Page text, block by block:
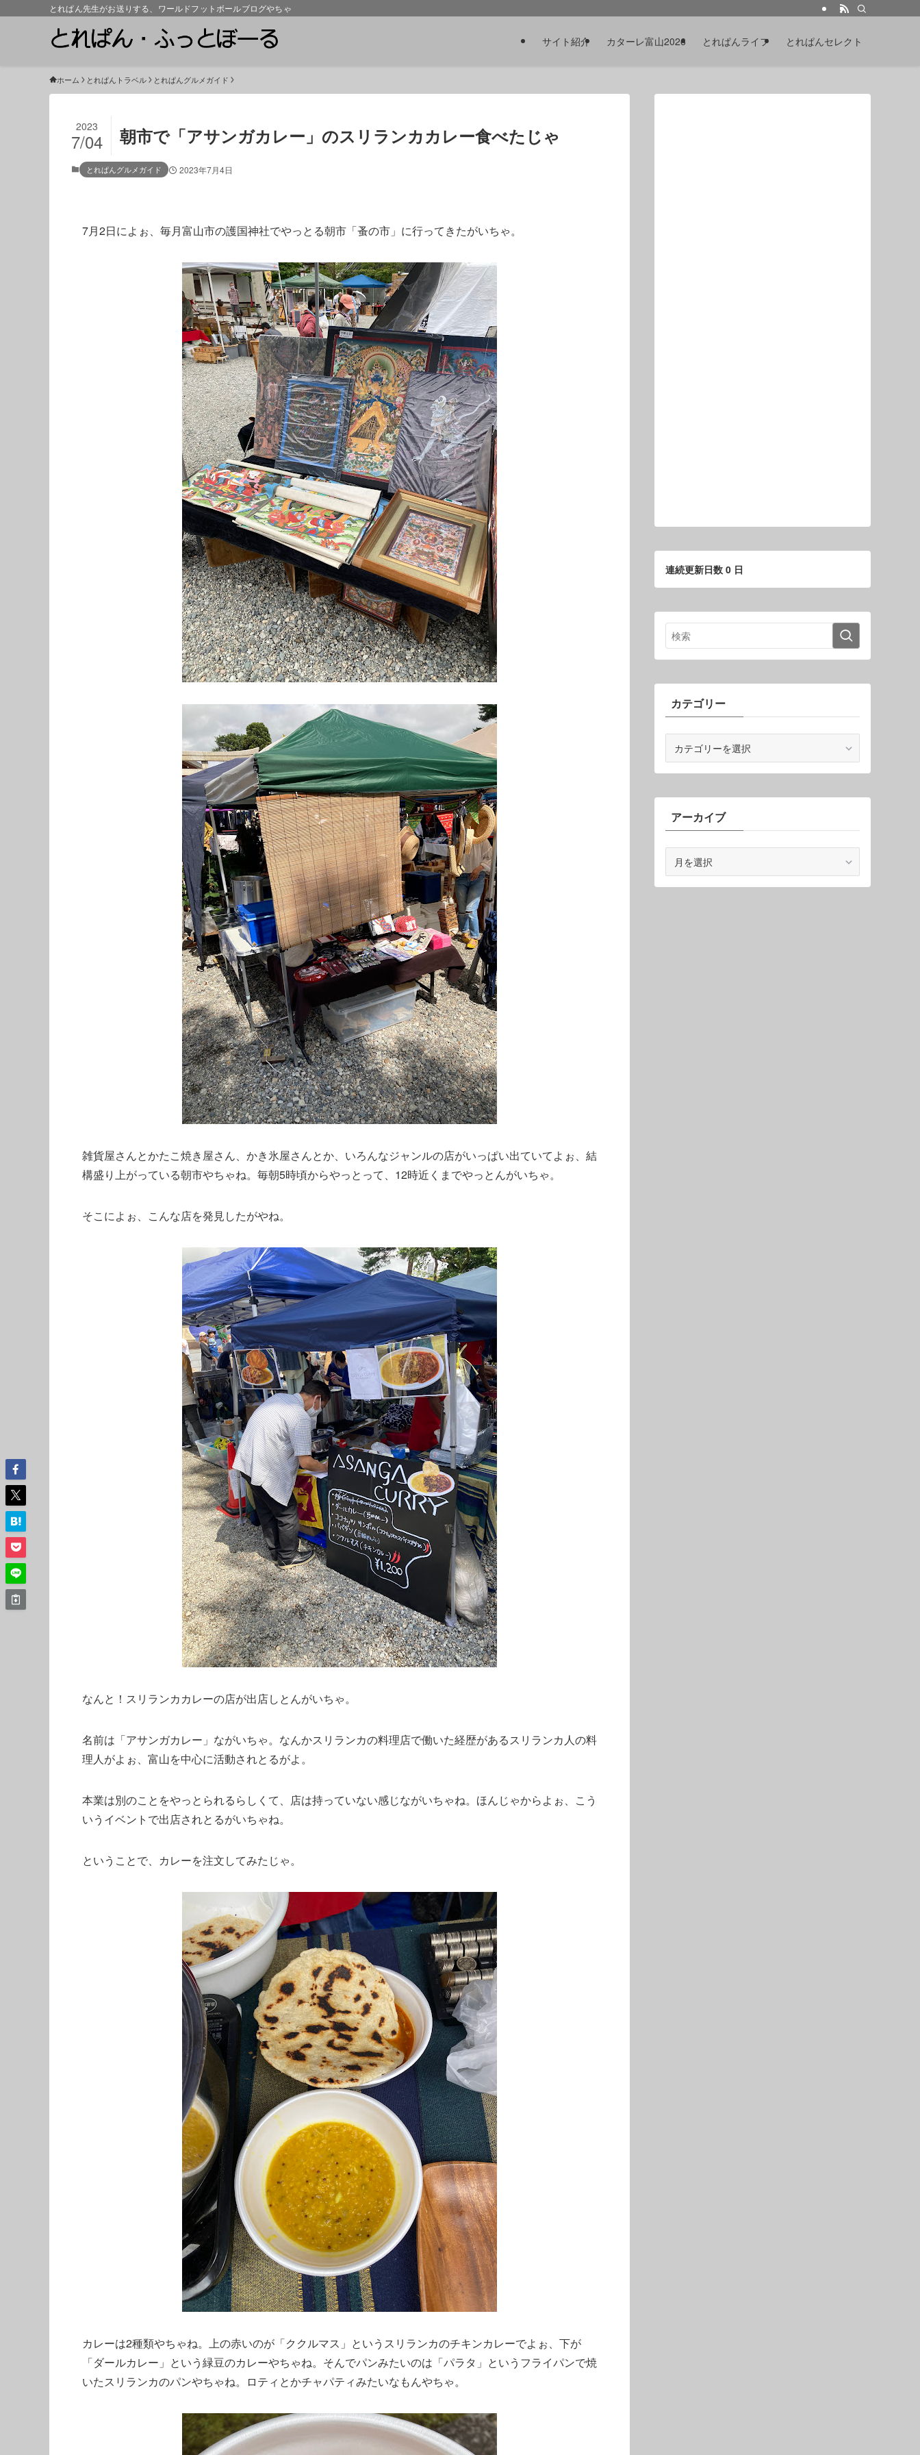
とれぱん先生がお送りする、ワールドフットボールブログやちゃ
サイト紹介 カターレ富山2026 とれぱんライフ とれぱんセレクト
ホーム とれぱんトラベル とれぱんグルメガイド
朝市で「アサンガカレー」のスリランカカレー食べたじゃ
2023
7/04
とれぱんグルメガイド 2023年7月4日
7月2日によぉ、毎月富山市の護国神社でやっとる朝市「蚤の市」に行ってきたがいちゃ。
雑貨屋さんとかたこ焼き屋さん、かき氷屋さんとか、いろんなジャンルの店がいっぱい出ていてよぉ、結
構盛り上がっている朝市やちゃね。毎朝5時頃からやっとって、12時近くまでやっとんがいちゃ。
そこによぉ、こんな店を発見したがやね。
なんと！スリランカカレーの店が出店しとんがいちゃ。
名前は「アサンガカレー」ながいちゃ。なんかスリランカの料理店で働いた経歴があるスリランカ人の料
理人がよぉ、富山を中心に活動されとるがよ。
本業は別のことをやっとられるらしくて、店は持っていない感じながいちゃね。ほんじゃからよぉ、こう
いうイベントで出店されとるがいちゃね。
ということで、カレーを注文してみたじゃ。
カレーは2種類やちゃね。上の赤いのが「ククルマス」というスリランカのチキンカレーでよぉ、下が
「ダールカレー」という緑豆のカレーやちゃね。そんでパンみたいのは「パラタ」というフライパンで焼
いたスリランカのパンやちゃね。ロティとかチャパティみたいなもんやちゃ。
連続更新日数 0 日
カテゴリー
ゴ
ー
アーカイブ
カ